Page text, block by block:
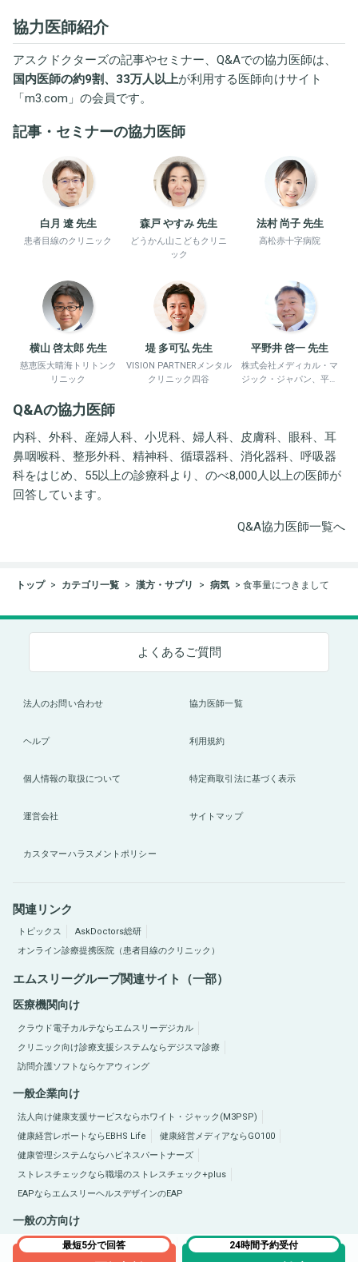
協力医師紹介
アスクドクターズの記事やセミナー、Q&Aでの協力医師は、
国内医師の約9割、33万人以上が利用する医師向けサイト
「m3.com 」の会員です。
記事・セミナーの協力医師
白月 遼 先生
患者目線のクリニック
森戸 やすみ 先生
どうかん山こどもクリニ
ック
法村 尚子 先生
高松赤十字病院
横山 啓太郎 先生
慈恵医大晴海トリトンク
リニック
堤 多可弘 先生
VISION PARTNERメンタル
クリニック四谷
平野井 啓一 先生
株式会社メディカル・マ
ジック・ジャパン、平野
Q&Aの協力医師
内科、外科、産婦人科、小児科、婦人科、皮膚科、眼科、耳
鼻咽喉科、整形外科、精神科、循環器科、消化器科、呼吸器
科をはじめ、55以上の診療科より、のべ8,000人以上の医師が
回答しています。
Q&A協力医師一覧へ
トップ カテゴリ一覧 漢方・サプリ 病気 食事量につきまして
最短5分で回答 24時間予約受付
よくあるご質問
法人のお問い合わせ 協力医師一覧
ヘルプ 利用規約
個人情報の取扱について 特定商取引法に基づく表示
運営会社 サイトマップ
カスタマーハラスメントポリシー
関連リンク
トピックス
AskDoctors総研
オンライン診療提携医院（患者目線のクリニック）
エムスリーグループ関連サイト（一部）
医療機関向け
クラウド電子カルテならエムスリーデジカル
クリニック向け診療支援システムならデジスマ診療
訪問介護ソフトならケアウィング
一般企業向け
法人向け健康支援サービスならホワイト・ジャック(M3PSP)
健康経営レポートならEBHS Life
健康経営メディアならGO100
健康管理システムならハピネスパートナーズ
ストレスチェックなら職場のストレスチェック+plus
EAPならエムスリーヘルスデザインのEAP
一般の方向け
医療総合サイトQLife（キューライフ） 肥満症総合サイトならひまんラボ